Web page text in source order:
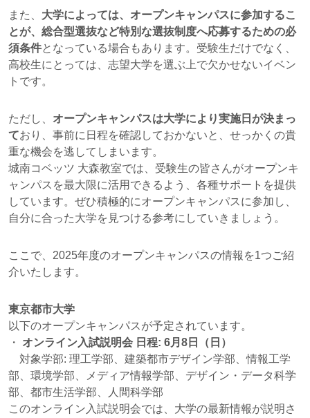
また、 大学によっては、オープンキャンパスに参加するこ
とが、総合型選抜など特別な選抜制度へ応募するための必
須条件となっている場合もあります。受験生だけでなく、
高校生にとっては、志望大学を選ぶ上で欠かせないイベン
トです。
ただし、 オープンキャンパスは大学により実施日が決まっ
ており、事前に日程を確認しておかないと、せっかくの貴
重な機会を逃してしまいます。
城南コベッツ 大森教室では、受験生の皆さんがオープンキ
ャンパスを最大限に活用できるよう、各種サポートを提供
しています。ぜひ積極的にオープンキャンパスに参加し、
自分に合った大学を見つける参考にしていきましょう。
ここで、2025年度のオープンキャンパスの情報を1つご紹
介いたします。
東京都市大学
以下のオープンキャンパスが予定されています。
・ オンライン入試説明会 日程: 6月8日（日）
対象学部: 理工学部、建築都市デザイン学部、情報工学
部、環境学部、メディア情報学部、デザイン・データ科学
部、都市生活学部、人間科学部
このオンライン入試説明会では、大学の最新情報が説明さ